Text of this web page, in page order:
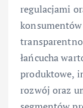
regulacjami
łańcucha
produktowe,
rozwój oraz